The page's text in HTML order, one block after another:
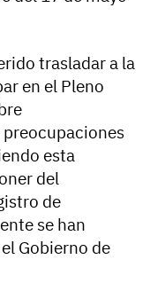
trasladar a la
en el Pleno
preocupaciones
esta
del
de
se han
Gobierno de